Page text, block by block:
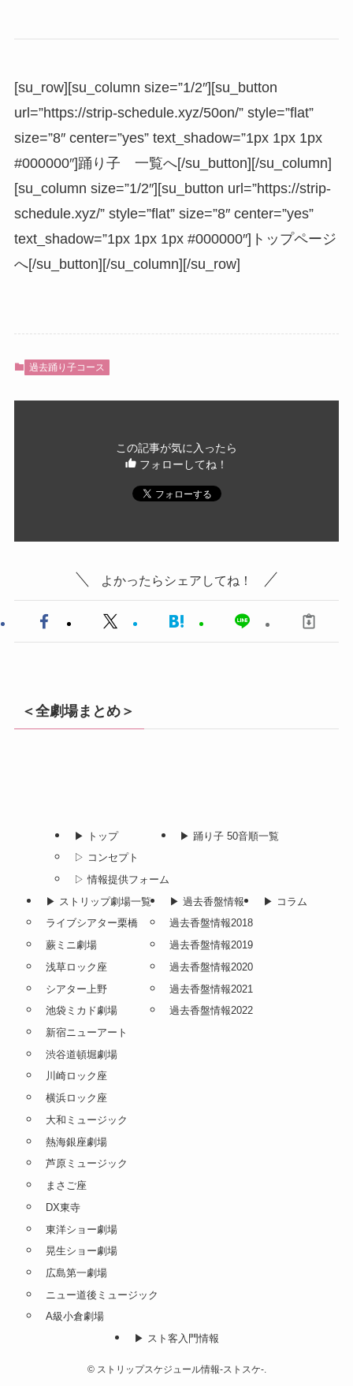
[su_row][su_column size=”1/2″][su_button
url=”https://strip-schedule.xyz/50on/” style=”flat”
size=”8″ center=”yes” text_shadow=”1px 1px 1px
#000000″]踊り子 一覧へ[/su_button][/su_column]
[su_column size=”1/2″][su_button url=”https://strip-
schedule.xyz/” style=”flat” size=”8″ center=”yes”
text_shadow=”1px 1px 1px #000000″]トップページ
へ[/su_button][/su_column][/su_row]
過去踊り子コース
この記事が気に入ったら
フォローしてね！
よかったらシェアしてね！
＜全劇場まとめ＞
▶︎ トップ
▷ コンセプト
▷ 情報提供フォーム
▶︎ 踊り子 50音順一覧
▶︎ ストリップ劇場一覧
ライブシアター栗橋
蕨ミニ劇場
浅草ロック座
シアター上野
池袋ミカド劇場
新宿ニューアート
渋谷道頓堀劇場
川崎ロック座
横浜ロック座
大和ミュージック
熱海銀座劇場
芦原ミュージック
まさご座
DX東寺
東洋ショー劇場
晃生ショー劇場
広島第一劇場
ニュー道後ミュージック
A級小倉劇場
▶︎ 過去香盤情報
過去香盤情報2018
過去香盤情報2019
過去香盤情報2020
過去香盤情報2021
過去香盤情報2022
▶︎ コラム
▶︎ スト客入門情報
©ストリップスケジュール情報-ストスケ-.